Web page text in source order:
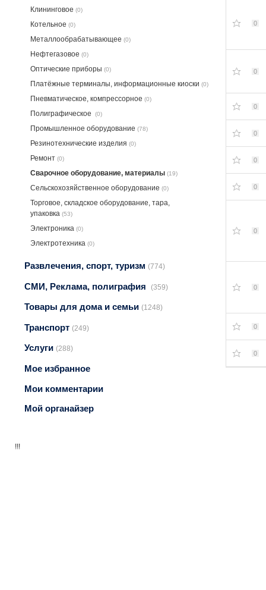
Клининговое (0)
Котельное (0)
Металлообрабатывающее (0)
Нефтегазовое (0)
Оптические приборы (0)
Платёжные терминалы, информационные киоски (0)
Пневматическое, компрессорное (0)
Полиграфическое (0)
Промышленное оборудование (78)
Резинотехнические изделия (0)
Ремонт (0)
Сварочное оборудование, материалы (19)
Сельскохозяйственное оборудование (0)
Торговое, складское оборудование, тара,
упаковка (53)
Электроника (0)
Электротехника (0)
Развлечения, спорт, туризм (774)
СМИ, Реклама, полиграфия (359)
Товары для дома и семьи (1248)
Транспорт (249)
Услуги (288)
Мое избранное
Мои комментарии
Мой органайзер
!!!
0
0
0
0
0
0
0
0
0
0